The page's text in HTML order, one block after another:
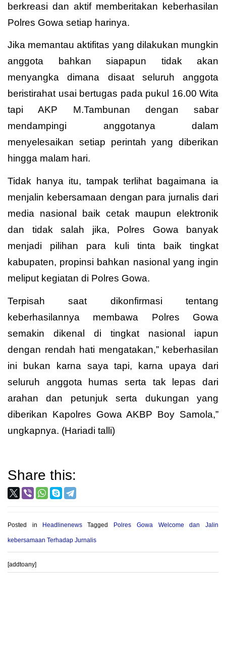
berkreasi dan aktif memberitakan keberhasilan
Polres Gowa setiap harinya.
Jika memantau aktifitas yang dilakukan mungkin
anggota bahkan siapapun tidak akan
menyangka dimana disaat seluruh anggota
beristirahat usai bertugas pada pukul 16.00 Wita
tapi AKP M.Tambunan dengan sabar
mendampingi anggotanya dalam
menyelesaikan setiap perintah yang diberikan
hingga malam hari.
Tidak hanya itu, tampak terlihat bagaimana ia
menjalin kebersamaan dengan para jurnalis dari
media nasional baik cetak maupun elektronik
dan tidak salah jika, Polres Gowa banyak
menjadi pilihan para kuli tinta baik tingkat
kabupaten, propinsi bahkan nasional yang ingin
meliput kegiatan di Polres Gowa.
Terpisah saat dikonfirmasi tentang
keberhasilannya membawa Polres Gowa
semakin dikenal di tingkat nasional iapun
dengan rendah hati mengatakan,” keberhasilan
ini bukan karna saya tapi, karna upaya dari
seluruh anggota humas serta tak lepas dari
arahan dan petunjuk serta dukungan yang
diberikan Kapolres Gowa AKBP Boy Samola,”
ungkapnya. (Hariadi talli)
Share this:
Posted in Headlinenews Tagged Polres Gowa Welcome dan Jalin
kebersamaan Terhadap Jurnalis
[addtoany]